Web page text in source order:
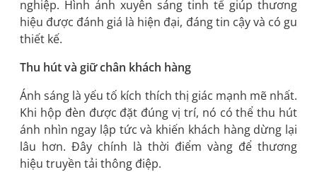
nghiệp. Hình ảnh xuyên sáng tinh tế giúp thương
hiệu được đánh giá là hiện đại, đáng tin cậy và có gu
thiết kế.
Thu hút và giữ chân khách hàng
Ánh sáng là yếu tố kích thích thị giác mạnh mẽ nhất.
Khi hộp đèn được đặt đúng vị trí, nó có thể thu hút
ánh nhìn ngay lập tức và khiến khách hàng dừng lại
lâu hơn. Đây chính là thời điểm vàng để thương
hiệu truyền tải thông điệp.